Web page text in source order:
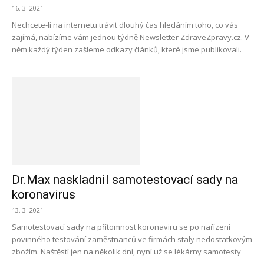
16. 3. 2021
Nechcete-li na internetu trávit dlouhý čas hledáním toho, co vás
zajímá, nabízíme vám jednou týdně Newsletter ZdraveZpravy.cz. V
něm každý týden zašleme odkazy článků, které jsme publikovali.
Dr.Max naskladnil samotestovací sady na
koronavirus
13. 3. 2021
Samotestovací sady na přítomnost koronaviru se po nařízení
povinného testování zaměstnanců ve firmách staly nedostatkovým
zbožím. Naštěstí jen na několik dní, nyní už se lékárny samotesty